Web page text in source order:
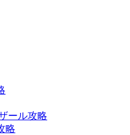
ール攻略
略